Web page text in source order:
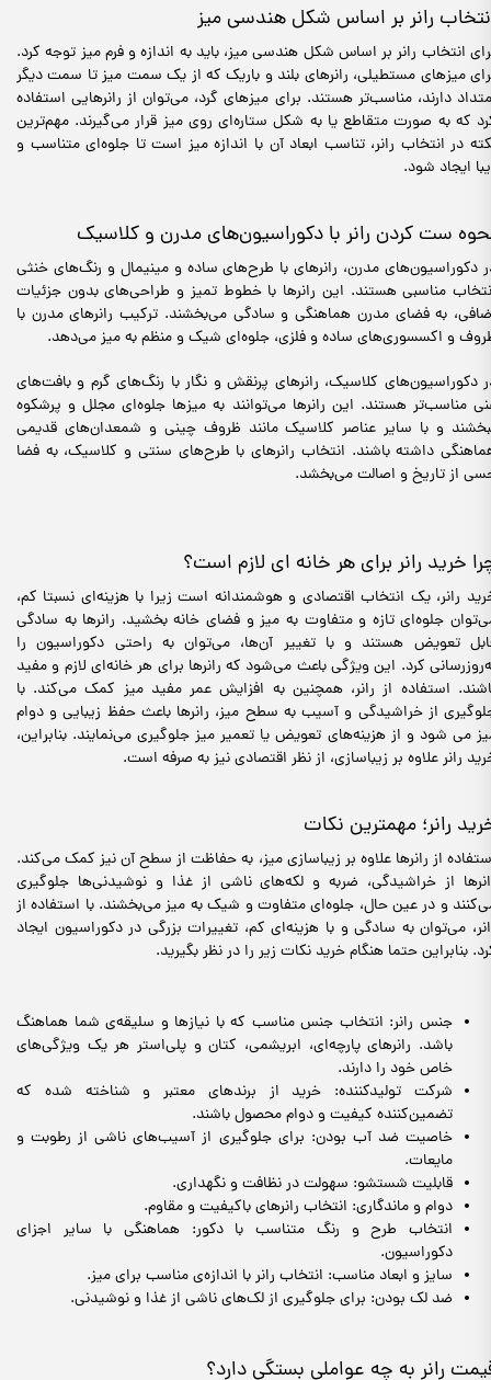
رانر بر اساس شکل هندسی میز
انتخاب رانر بر اساس شکل هندسی میز، باید به اندازه و فرم میز توجه کرد.
میزهای مستطیلی، رانرهای بلند و باریک که از یک سمت میز تا سمت دیگر
دارند، مناسب‌تر هستند. برای میزهای گرد، می‌توان از رانرهایی استفاده
که به صورت متقاطع یا به شکل ستاره‌ای روی میز قرار می‌گیرند. مهم‌ترین
در انتخاب رانر، تناسب ابعاد آن با اندازه میز است تا جلوه‌ای متناسب و
ایجاد شود.
ست کردن رانر با دکوراسیون‌های مدرن و کلاسیک
دکوراسیون‌های مدرن، رانرهای با طرح‌های ساده و مینیمال و رنگ‌های خنثی
مناسبی هستند. این رانرها با خطوط تمیز و طراحی‌های بدون جزئیات
به فضای مدرن هماهنگی و سادگی می‌بخشند. ترکیب رانرهای مدرن با
و اکسسوری‌های ساده و فلزی، جلوه‌ای شیک و منظم به میز می‌دهد.
دکوراسیون‌های کلاسیک، رانرهای پرنقش و نگار با رنگ‌های گرم و بافت‌های
مناسب‌تر هستند. این رانرها می‌توانند به میزها جلوه‌ای مجلل و پرشکوه
و با سایر عناصر کلاسیک مانند ظروف چینی و شمعدان‌های قدیمی
داشته باشند. انتخاب رانرهای با طرح‌های سنتی و کلاسیک، به فضا
از تاریخ و اصالت می‌بخشد.
خرید رانر برای هر خانه ای لازم است؟
رانر، یک انتخاب اقتصادی و هوشمندانه است زیرا با هزینه‌ای نسبتا کم،
جلوه‌ای تازه و متفاوت به میز و فضای خانه بخشید. رانرها به سادگی
تعویض هستند و با تغییر آن‌ها، می‌توان به راحتی دکوراسیون را
کرد. این ویژگی باعث می‌شود که رانرها برای هر خانه‌ای لازم و مفید
استفاده از رانر، همچنین به افزایش عمر مفید میز کمک می‌کند. با
از خراشیدگی و آسیب به سطح میز، رانرها باعث حفظ زیبایی و دوام
می شود و از هزینه‌های تعویض یا تعمیر میز جلوگیری می‌نمایند. بنابراین،
رانر علاوه بر زیباسازی، از نظر اقتصادی نیز به صرفه است.
رانر؛ مهمترین نکات
از رانرها علاوه بر زیباسازی میز، به حفاظت از سطح آن نیز کمک می‌کند.
از خراشیدگی، ضربه و لکه‌های ناشی از غذا و نوشیدنی‌ها جلوگیری
و در عین حال، جلوه‌ای متفاوت و شیک به میز می‌بخشند. با استفاده از
می‌توان به سادگی و با هزینه‌ای کم، تغییرات بزرگی در دکوراسیون ایجاد
بنابراین حتما هنگام خرید نکات زیر را در نظر بگیرید.
جنس رانر: انتخاب جنس مناسب که با نیازها و سلیقه‌ی شما هماهنگ
باشد. رانرهای پارچه‌ای، ابریشمی، کتان و پلی‌استر هر یک ویژگی‌های
خاص خود را دارند.
شرکت تولیدکننده: خرید از برندهای معتبر و شناخته شده که
تضمین‌کننده کیفیت و دوام محصول باشند.
خاصیت ضد آب بودن: برای جلوگیری از آسیب‌های ناشی از رطوبت و
مایعات.
قابلیت شستشو: سهولت در نظافت و نگهداری.
دوام و ماندگاری: انتخاب رانرهای باکیفیت و مقاوم.
انتخاب طرح و رنگ متناسب با دکور: هماهنگی با سایر اجزای
دکوراسیون.
سایز و ابعاد مناسب: انتخاب رانر با اندازه‌ی مناسب برای میز.
ضد لک بودن: برای جلوگیری از لک‌های ناشی از غذا و نوشیدنی.
رانر به چه عواملی بستگی دارد؟